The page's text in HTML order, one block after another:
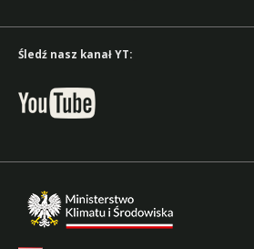
Śledź nasz kanał YT: